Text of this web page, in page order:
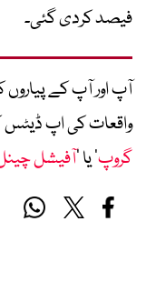
فیصد کردی گئی۔
آپ اور آپ کے پیاروں
واقعات کی اپ ڈیٹس
گروپ‘ یا ’آفیشل